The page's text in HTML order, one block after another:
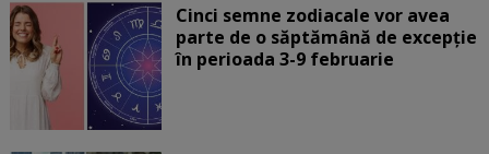
Cinci semne zodiacale vor avea
parte de o săptămână de excepție
în perioada 3-9 februarie